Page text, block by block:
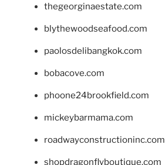
thegeorginaestate.com
blythewoodseafood.com
paolosdelibangkok.com
bobacove.com
phoone24brookfield.com
mickeybarmama.com
roadwayconstructioninc.com
shopdragonflyboutique.com